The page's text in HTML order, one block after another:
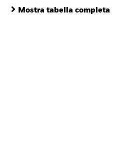
Mostra tabella completa